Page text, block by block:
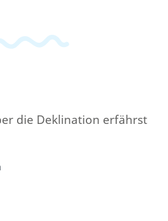
die Deklination erfährst